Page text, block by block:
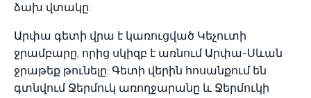
ձախ վտակը:
Արփա գետի վրա է կառուցված Կեչուտի
ջրամբարը, որից սկիզբ է առնում Արփա-Սևան
ջրաթեք թունելը: Գետի վերին հոսանքում են
գտնվում Ջերմուկ առողջարանը և Ջերմուկի